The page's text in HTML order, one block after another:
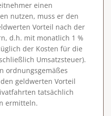
einen
nutzen, muss er den
Vorteil nach der
d.h. mit monatlich 1 %
der Kosten für die
Umsatzsteuer).
ordnungsgemäßes
geldwerten Vorteil
tatsächlich
ermitteln.